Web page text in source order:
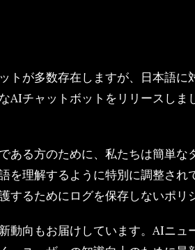
トが多数存在しますが、日本語
AIチャットボットをリリースし
ある方のために、私たちは簡単
を理解するように特別に調整さ
るためにログを保存しないポリ
動向もお届けしています。AIニ